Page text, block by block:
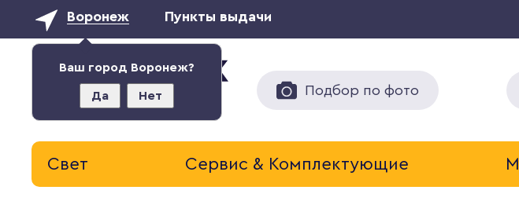
Воронеж
Ваш город Воронеж?
Да Нет
Пункты выдачи
Подбор по фото
Свет Сервис & Комплектующие